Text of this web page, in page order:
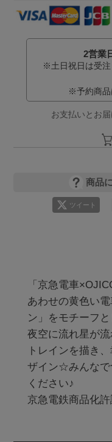
2営業
※土日祝日は受注
※予約商品
お支払いとお
商品
ツイート
「京急電車
あわせの黄色い
ン」をモチーフ
夜空に流れ星が
トレインを描き
ザイン☆みんなで
ください♪